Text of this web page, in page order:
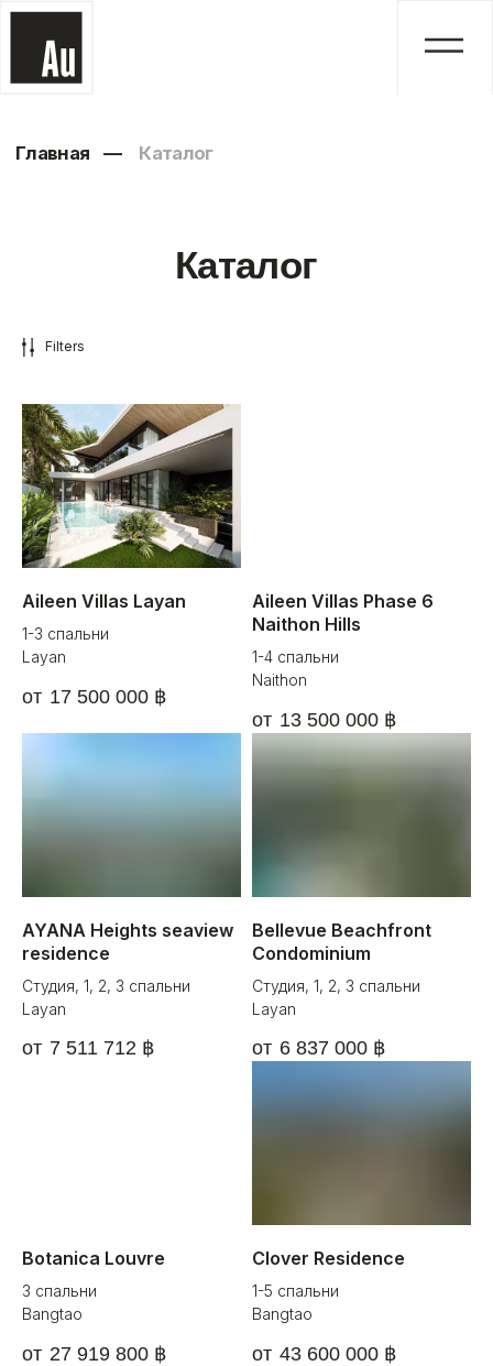
Filters
Aileen Villas Layan
1-3 спальни
Layan
17 500 000 ฿
Aileen Villas Phase 6
Naithon Hills
1-4 спальни
Naithon
13 500 000 ฿
AYANA Heights seaview
residence
Студия, 1, 2, 3 спальни
Layan
7 511 712 ฿
Bellevue Beachfront
Condominium
Студия, 1, 2, 3 спальни
Layan
6 837 000 ฿
Botanica Louvre
3 спальни
Bangtao
27 919 800 ฿
Clover Residence
1-5 спальни
Bangtao
43 600 000 ฿